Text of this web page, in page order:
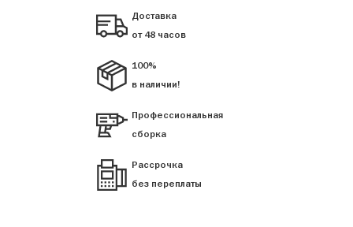
Доставка
от 48 часов
100%
в наличии!
Профессиональная
сборка
Рассрочка
без переплаты